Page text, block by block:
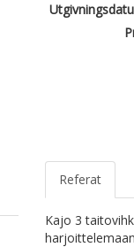
Referat
Kajo 3